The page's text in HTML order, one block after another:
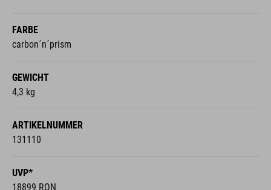
FARBE
carbon´n´prism
GEWICHT
4,3 kg
ARTIKELNUMMER
131110
UVP*
18899 RON